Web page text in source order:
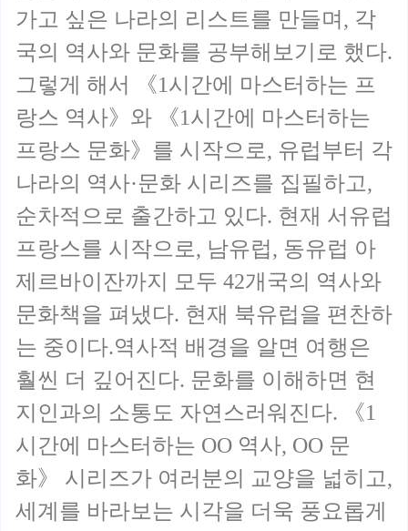
가고 싶은 나라의 리스트를 만들며, 각
국의 역사와 문화를 공부해보기로 했다.
그렇게 해서 《1시간에 마스터하는 프
랑스 역사》와 《1시간에 마스터하는
프랑스 문화》를 시작으로, 유럽부터 각
나라의 역사·문화 시리즈를 집필하고,
순차적으로 출간하고 있다. 현재 서유럽
프랑스를 시작으로, 남유럽, 동유럽 아
제르바이잔까지 모두 42개국의 역사와
문화책을 펴냈다. 현재 북유럽을 편찬하
는 중이다.역사적 배경을 알면 여행은
훨씬 더 깊어진다. 문화를 이해하면 현
지인과의 소통도 자연스러워진다. 《1
시간에 마스터하는 OO 역사, OO 문
화》 시리즈가 여러분의 교양을 넓히고,
세계를 바라보는 시각을 더욱 풍요롭게